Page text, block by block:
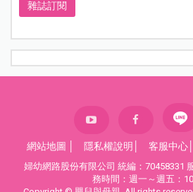
雜誌訂閱
網站地圖 隱私權說明 客服中心
婦幼網路股份有限公司 統編：70458331
務時間：週一～週五：